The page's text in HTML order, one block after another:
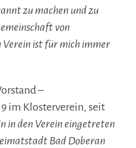
zu machen und zu
von
Verein ist für mich immer
–
im Klosterverein, seit
in den Verein eingetreten
Bad Doberan